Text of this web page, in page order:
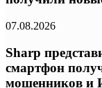
07.08.2026
Sharp
смартфон
мошенников и